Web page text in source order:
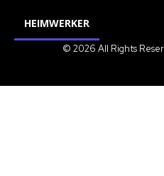
HEIMWERKER
© 2026 All Rights